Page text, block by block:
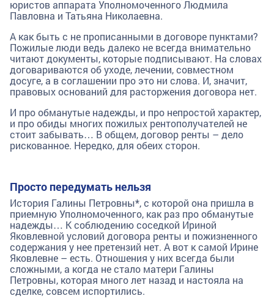
юристов аппарата Уполномоченного Людмила
Павловна и Татьяна Николаевна.
А как быть с не прописанными в договоре пунктами?
Пожилые люди ведь далеко не всегда внимательно
читают документы, которые подписывают. На словах
договариваются об уходе, лечении, совместном
досуге, а в соглашении про это ни слова. И, значит,
правовых оснований для расторжения договора нет.
И про обманутые надежды, и про непростой характер,
и про обиды многих пожилых рентополучателей не
стоит забывать… В общем, договор ренты – дело
рискованное. Нередко, для обеих сторон.
Просто передумать нельзя
История Галины Петровны*, с которой она пришла в
приемную Уполномоченного, как раз про обманутые
надежды… К соблюдению соседкой Ириной
Яковлевной условий договора ренты и пожизненного
содержания у нее претензий нет. А вот к самой Ирине
Яковлевне – есть. Отношения у них всегда были
сложными, а когда не стало матери Галины
Петровны, которая много лет назад и настояла на
сделке, совсем испортились.